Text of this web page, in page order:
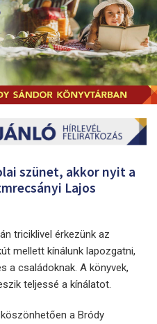
szünet, akkor nyit a
Lajos
triciklivel érkezünk az
mellett kínálunk lapozgatni,
a családoknak. A könyvek,
teljessé a kínálatot.
a Bródy